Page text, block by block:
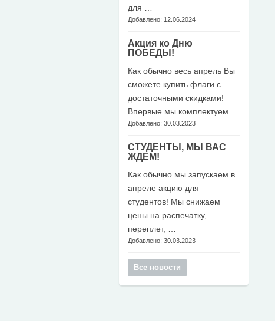
для …
Добавлено: 12.06.2024
Акция ко Дню
ПОБЕДЫ!
Как обычно весь апрель Вы
сможете купить флаги с
достаточными скидками!
Впервые мы комплектуем …
Добавлено: 30.03.2023
СТУДЕНТЫ, МЫ ВАС
ЖДЕМ!
Как обычно мы запускаем в
апреле акцию для
студентов! Мы снижаем
цены на распечатку,
переплет, …
Добавлено: 30.03.2023
Все новости